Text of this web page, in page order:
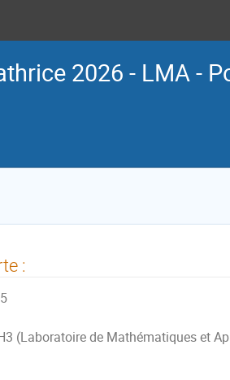
2026 - LMA -
:
(Laboratoire de Mathématiques et